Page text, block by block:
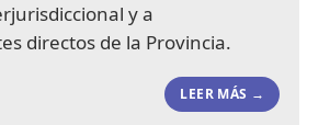
y a
directos de la Provincia.
LEER MÁS →